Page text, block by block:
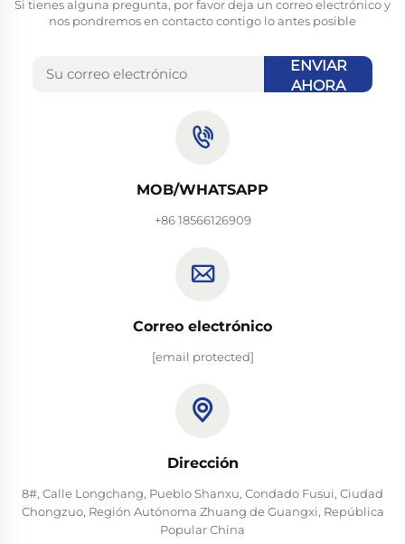
Si tienes alguna pregunta, por favor deja un correo electrónico y
nos pondremos en contacto contigo lo antes posible
ENVIAR
AHORA
MOB/WHATSAPP
+86 18566126909
Correo electrónico
[email protected]
Dirección
8#, Calle Longchang, Pueblo Shanxu, Condado Fusui, Ciudad
Chongzuo, Región Autónoma Zhuang de Guangxi, República
Popular China